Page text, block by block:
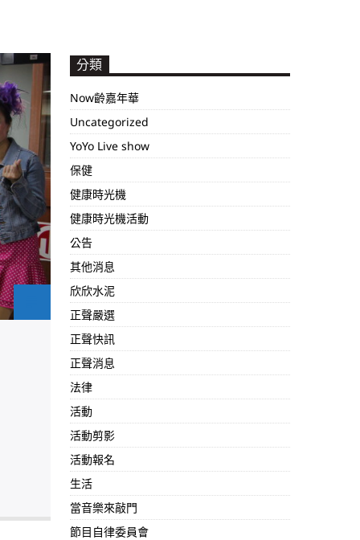
分類
Now齡嘉年華
Uncategorized
YoYo Live show
保健
健康時光機
健康時光機活動
公告
其他消息
欣欣水泥
正聲嚴選
正聲快訊
正聲消息
法律
活動
活動剪影
活動報名
生活
當音樂來敲門
節目自律委員會